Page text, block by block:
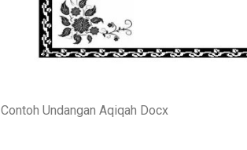
Contoh Undangan Aqiqah Docx